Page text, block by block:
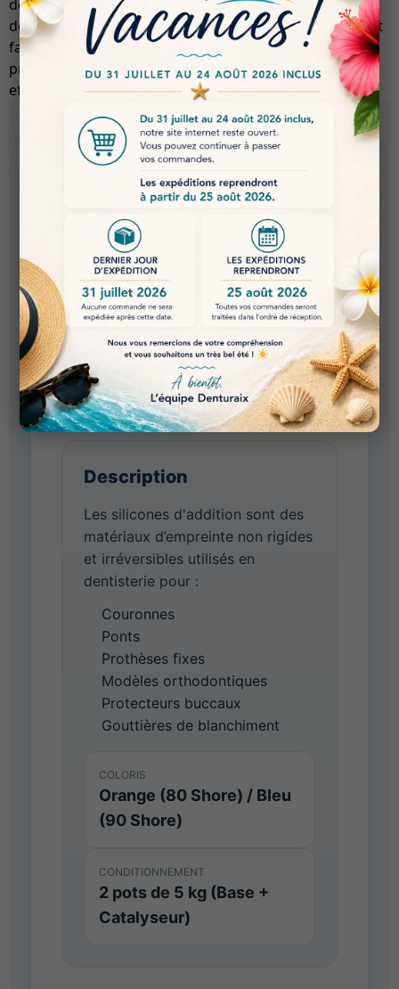
de Denturaix, les laboratoires bénéficient d’un produit
de qualité supérieure, alliant performance, durabilité et
facilité d’utilisation. Ce matériau est idéal pour les
professionnels à la recherche de solutions fiables et
efficaces pour leurs projets techniques.
FICHE TECHNIQUE
SILICONE
DENTURAIX
Silicone par addition
Empreintes dentaires haute précision
Description
Les silicones d'addition sont des
matériaux d’empreinte non rigides
et irréversibles utilisés en
dentisterie pour :
Couronnes
Ponts
Prothèses fixes
Modèles orthodontiques
Protecteurs buccaux
Gouttières de blanchiment
COLORIS
Orange (80 Shore) / Bleu
(90 Shore)
CONDITIONNEMENT
2 pots de 5 kg (Base +
Catalyseur)